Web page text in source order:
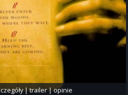
|trailer|opinie